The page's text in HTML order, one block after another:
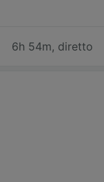
6h 54m, diretto